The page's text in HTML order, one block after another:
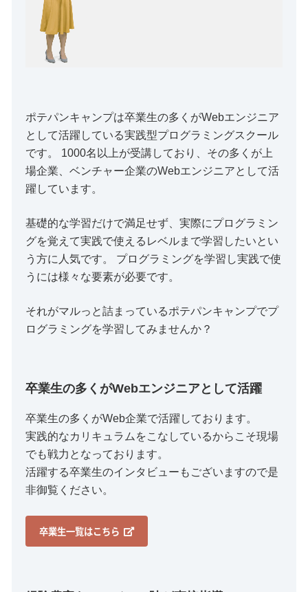
ポテパンキャンプは卒業生の多くがWebエンジニア
として活躍している実践型プログラミングスクール
です。 1000名以上が受講しており、その多くが上
場企業、ベンチャー企業のWebエンジニアとして活
躍しています。
基礎的な学習だけで満足せず、実際にプログラミン
グを覚えて実践で使えるレベルまで学習したいとい
う方に人気です。 プログラミングを学習し実践で使
うには様々な要素が必要です。
それがマルっと詰まっているポテパンキャンプでプ
ログラミングを学習してみませんか？
卒業生の多くがWebエンジニアとして活躍
卒業生の多くがWeb企業で活躍しております。
実践的なカリキュラムをこなしているからこそ現場
でも戦力となっております。
活躍する卒業生のインタビューもございますので是
非御覧ください。
卒業生一覧はこちら